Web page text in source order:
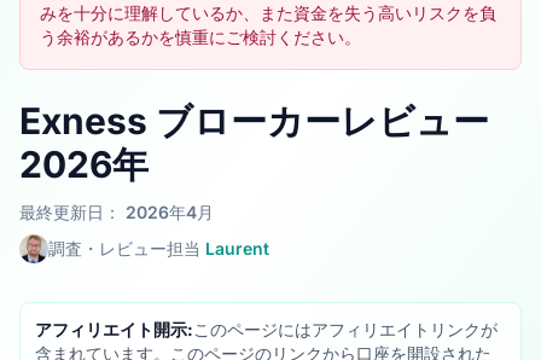
みを十分に理解しているか、また資金を失う高いリスクを負
う余裕があるかを慎重にご検討ください。
Exness ブローカーレビュー
2026年
最終更新日： 2026年4月
調査・レビュー担当 Laurent
アフィリエイト開示:このページにはアフィリエイトリンクが
含まれています。このページのリンクから口座を開設された